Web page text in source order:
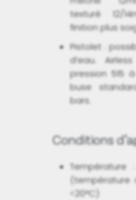
texturé 12/
finition plus
Pistolet :
d’eau.
pression 515
buse
bars.
Conditions
Température
(température
<20°C)